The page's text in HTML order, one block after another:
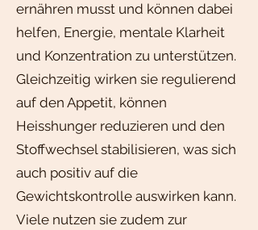
ernähren musst und können dabei
helfen, Energie, mentale Klarheit
und Konzentration zu unterstützen.
Gleichzeitig wirken sie regulierend
auf den Appetit, können
Heisshunger reduzieren und den
Stoffwechsel stabilisieren, was sich
auch positiv auf die
Gewichtskontrolle auswirken kann.
Viele nutzen sie zudem zur